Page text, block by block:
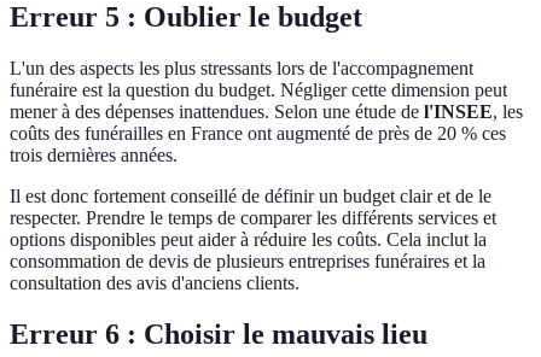
Erreur 5 : Oublier le budget
L'un des aspects les plus stressants lors de l'accompagnement
funéraire est la question du budget. Négliger cette dimension peut
mener à des dépenses inattendues. Selon une étude de l'INSEE, les
coûts des funérailles en France ont augmenté de près de 20 % ces
trois dernières années.
Il est donc fortement conseillé de définir un budget clair et de le
respecter. Prendre le temps de comparer les différents services et
options disponibles peut aider à réduire les coûts. Cela inclut la
consommation de devis de plusieurs entreprises funéraires et la
consultation des avis d'anciens clients.
Erreur 6 : Choisir le mauvais lieu